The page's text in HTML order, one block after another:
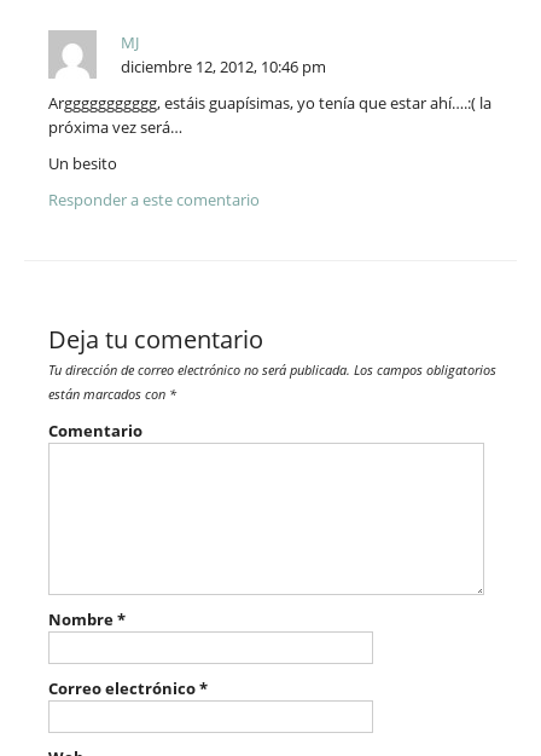
MJ
diciembre 12, 2012, 10:46 pm
Arggggggggggg, estáis guapísimas, yo tenía que estar ahí….:( la
próxima vez será…
Un besito
Responder a este comentario
Deja tu comentario
Tu dirección de correo electrónico no será publicada. Los campos obligatorios
están marcados con *
Comentario
Nombre*
Correo electrónico*